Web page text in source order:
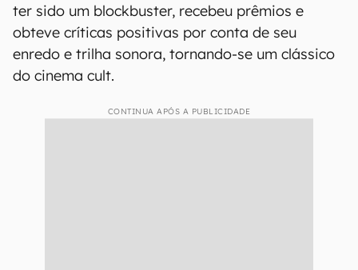
ter sido um blockbuster, recebeu prêmios e
obteve críticas positivas por conta de seu
enredo e trilha sonora, tornando-se um clássico
do cinema cult.
CONTINUA APÓS A PUBLICIDADE